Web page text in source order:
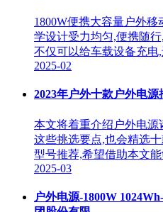
1800W便携大容量户外
学设计受力均匀,便携随
不仅可以给车载设备充
2025-02
2023年户外十款户外电
本文将着重介绍户外电
这些挑选要点,也会精选
型号推荐,希望借助本文
2025-03
户外电源-1800W